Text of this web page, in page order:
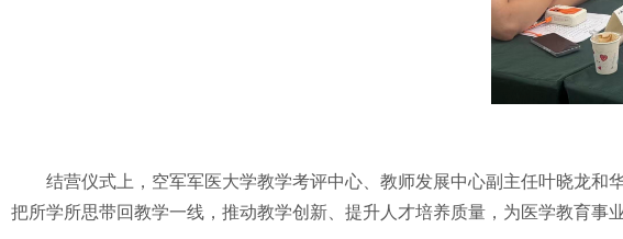
结营仪式上，空军军医大学教学考评中心、教师发展中心副主任叶晓龙
把所学所思带回教学一线，推动教学创新、提升人才培养质量，为医学教育事